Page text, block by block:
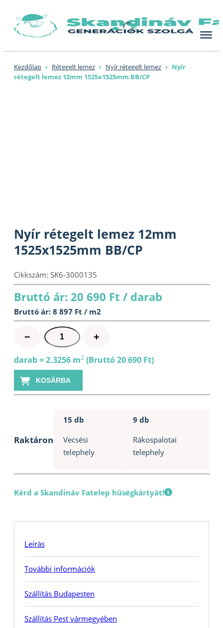
content
Kezdőlap › Rétegelt lemez › Nyír rétegelt lemez › Nyír
rétegelt lemez 12mm 1525x1525mm BB/CP
Nyír rétegelt lemez 12mm
1525x1525mm BB/CP
Cikkszám: SK6-3000135
Bruttó ár: 20 690 Ft / darab
Bruttó ár: 8 897 Ft / m2
−
Nyír
rétegelt
lemez
12mm
1525x1525mm
BB/CP
+
darab = 2.3256 m2 (Bruttó 20 690 Ft)
KOSÁRBA
Raktáron
15 db
Vecsési
telephely
9 db
Rákospalotai
telephely
Kérd a Skandináv Fatelep hűségkártyát!
Leírás
További információk
Szállítás Budapesten
Szállítás Pest vármegyében